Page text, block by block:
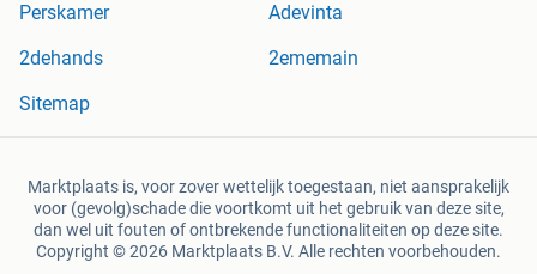
Perskamer
Adevinta
2dehands
2ememain
Sitemap
Marktplaats is, voor zover wettelijk toegestaan, niet aansprakelijk
voor (gevolg)schade die voortkomt uit het gebruik van deze site,
dan wel uit fouten of ontbrekende functionaliteiten op deze site.
Copyright © 2026 Marktplaats B.V. Alle rechten voorbehouden.